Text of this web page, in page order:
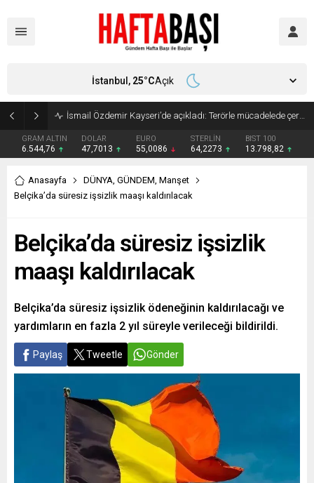
Süleyman Soylu ‘çok korktum’ deyip ilk kez açıkladı: En büyük tehdit dışarısıdır!
GRAM ALTIN
6.544,76
DOLAR
47,7013
EURO
55,0086
STERLİN
64,2273
BIST 100
13.798,82
İstanbul, 25°CAçık
Anasayfa DÜNYA, GÜNDEM, Manşet
Belçika’da süresiz işsizlik maaşı kaldırılacak
Belçika’da süresiz işsizlik
maaşı kaldırılacak
Belçika’da süresiz işsizlik ödeneğinin kaldırılacağı ve
yardımların en fazla 2 yıl süreyle verileceği bildirildi.
Paylaş Tweetle Gönder